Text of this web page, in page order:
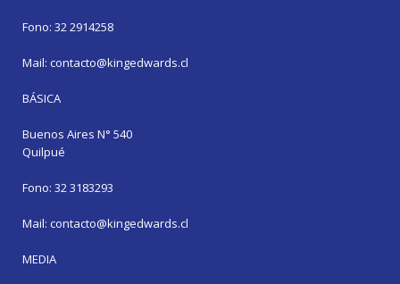
Fono: 32 2914258
Mail: contacto@kingedwards.cl
BÁSICA
Buenos Aires N° 540
Quilpué
Fono: 32 3183293
Mail: contacto@kingedwards.cl
MEDIA